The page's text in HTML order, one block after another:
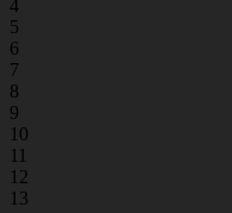
4
5
6
7
8
9
10
11
12
13